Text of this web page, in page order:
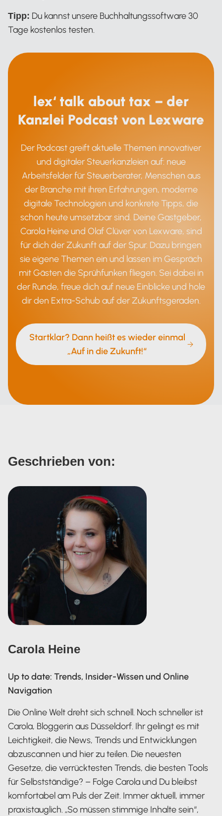
Tipp: Du kannst unsere Buchhaltungssoftware 30
Tage kostenlos testen.
lex‘ talk about tax – der
Kanzlei Podcast von Lexware
Der Podcast greift aktuelle Themen innovativer
und digitaler Steuerkanzleien auf: neue
Arbeitsfelder für Steuerberater, Menschen aus
der Branche mit ihren Erfahrungen, moderne
digitale Technologien und konkrete Tipps, die
schon heute umsetzbar sind. Deine Gastgeber,
Carola Heine und Olaf Clüver von Lexware, sind
für dich der Zukunft auf der Spur. Dazu bringen
sie eigene Themen ein und lassen im Gespräch
mit Gästen die Sprühfunken fliegen. Sei dabei in
der Runde, freue dich auf neue Einblicke und hole
dir den Extra-Schub auf der Zukunftsgeraden.
Startklar? Dann heißt es wieder einmal
„Auf in die Zukunft!“
Geschrieben von:
Carola Heine
Up to date: Trends, Insider-Wissen und Online
Navigation
Die Online Welt dreht sich schnell. Noch schneller ist
Carola, Bloggerin aus Düsseldorf. Ihr gelingt es mit
Leichtigkeit, die News, Trends und Entwicklungen
abzuscannen und hier zu teilen. Die neuesten
Gesetze, die verrücktesten Trends, die besten Tools
für Selbstständige? – Folge Carola und Du bleibst
komfortabel am Puls der Zeit. Immer aktuell, immer
praxistauglich. „So müssen stimmige Inhalte sein“,